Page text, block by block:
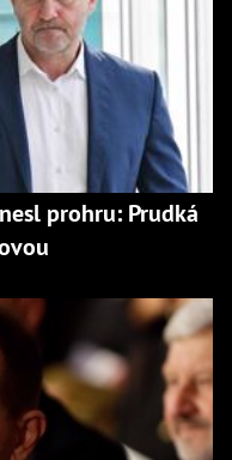
prohru: Prudká